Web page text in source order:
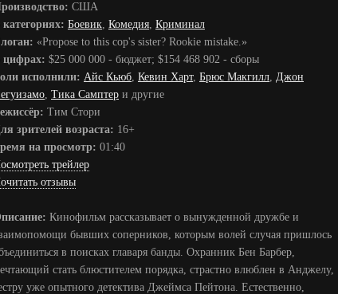
США
Боевик, Комедия, Криминал
«Propose to this cop's sister? Rookie mistake.»
цифрах: $25 000 000 - бюджет; $154 468 902 - сборы
исполнили: Айс Кьюб, Кевин Харт, Брюс Макгилл, Джон
, Тика Самптер и другие
Тим Стори
зрителей возраста: 16+
на просмотр: 01:40
трейлер
отзывы
Кинофильм рассказывает о вынужденной дружбе и
бывших соперников, которым волей случая пришлось
в поисках главаря банды. Охранник Бен Барбер,
стать блюстителем порядка, страстно влюблен в Анджелу,
уже опытного детектива Джеймса Пейтона. Естественно,